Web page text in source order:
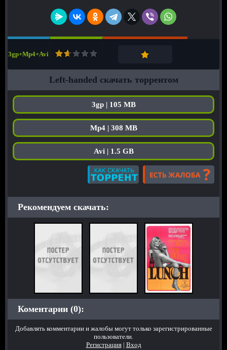
3gp+Mp4+Avi
Left-handed скачать торрентом
3gp | 105 MB
Mp4 | 308 MB
Avi | 1.5 GB
Рекомендуем скачать:
Коментарии (0):
Добавлять комментарии и жалобы могут только зарегистрированные
пользователи.
Регистрация| Вход